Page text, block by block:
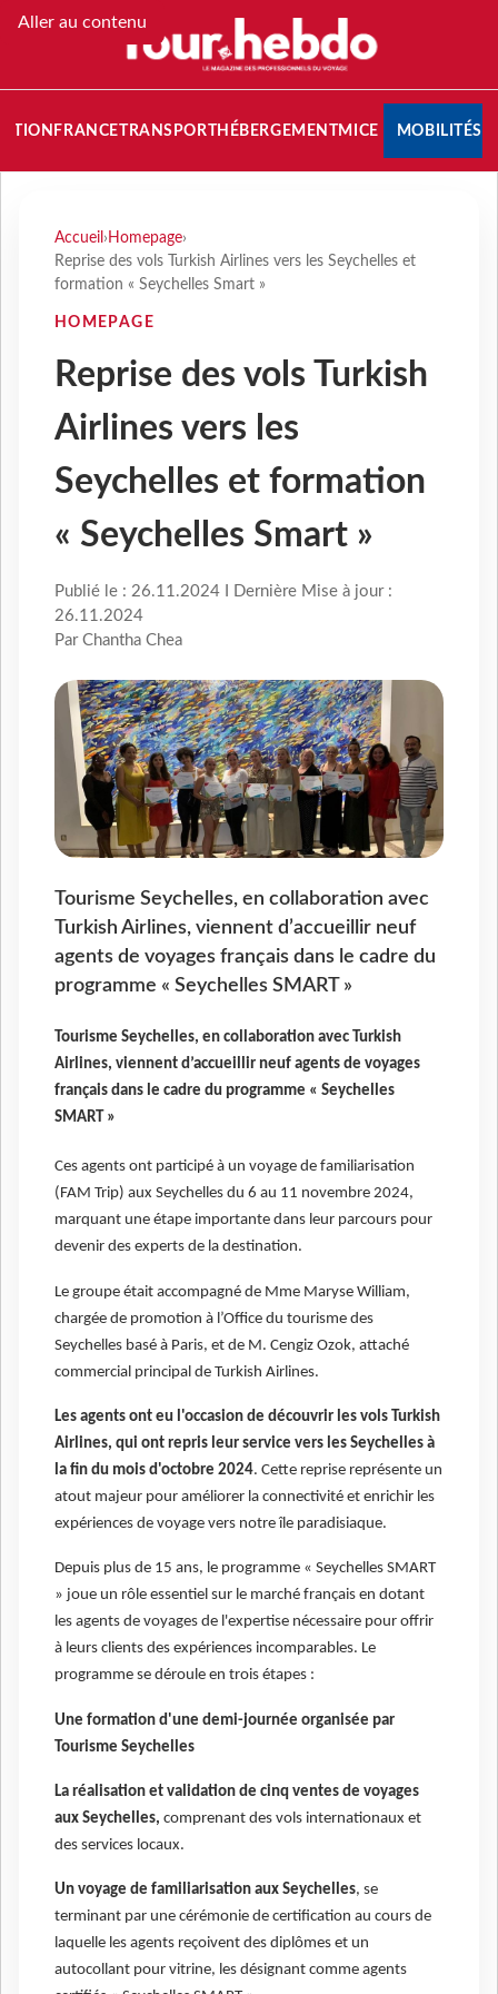
Aller au contenu
FRANCETRANSPORT HÉBERGEMENTMICE MOBILITÉS
Accueil › Homepage›
Reprise des vols Turkish Airlines vers les Seychelles et
formation « Seychelles Smart »
HOMEPAGE
Reprise des vols Turkish
Airlines vers les
Seychelles et formation
« Seychelles Smart »
Publié le : 26.11.2024 I Dernière Mise à jour :
26.11.2024
Par Chantha Chea
Tourisme Seychelles, en collaboration avec
Turkish Airlines, viennent d’accueillir neuf
agents de voyages français dans le cadre du
programme « Seychelles SMART »
Tourisme Seychelles, en collaboration avec Turkish
Airlines, viennent d’accueillir neuf agents de voyages
français dans le cadre du programme « Seychelles
SMART »
Ces agents ont participé à un voyage de familiarisation
(FAM Trip) aux Seychelles du 6 au 11 novembre 2024,
marquant une étape importante dans leur parcours pour
devenir des experts de la destination.
Le groupe était accompagné de Mme Maryse William,
chargée de promotion à l’Office du tourisme des
Seychelles basé à Paris, et de M. Cengiz Ozok, attaché
commercial principal de Turkish Airlines.
Les agents ont eu l'occasion de découvrir les vols Turkish
Airlines, qui ont repris leur service vers les Seychelles à
la fin du mois d'octobre 2024. Cette reprise représente un
atout majeur pour améliorer la connectivité et enrichir les
expériences de voyage vers notre île paradisiaque.
Depuis plus de 15 ans, le programme « Seychelles SMART
» joue un rôle essentiel sur le marché français en dotant
les agents de voyages de l'expertise nécessaire pour offrir
à leurs clients des expériences incomparables. Le
programme se déroule en trois étapes :
Une formation d'une demi-journée organisée par
Tourisme Seychelles
La réalisation et validation de cinq ventes de voyages
aux Seychelles, comprenant des vols internationaux et
des services locaux.
Un voyage de familiarisation aux Seychelles, se
terminant par une cérémonie de certification au cours de
laquelle les agents reçoivent des diplômes et un
autocollant pour vitrine, les désignant comme agents